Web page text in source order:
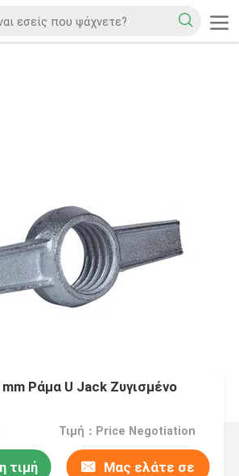
Ράμα U Jack Ζυγισμένο
Τιμή：Price Negotiation
τιμή Μας ελάτε σε